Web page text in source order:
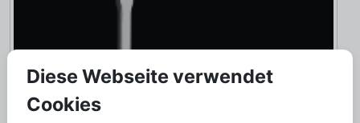
Diese Webseite verwendet
Cookies